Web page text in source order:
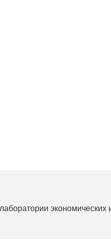
экономических